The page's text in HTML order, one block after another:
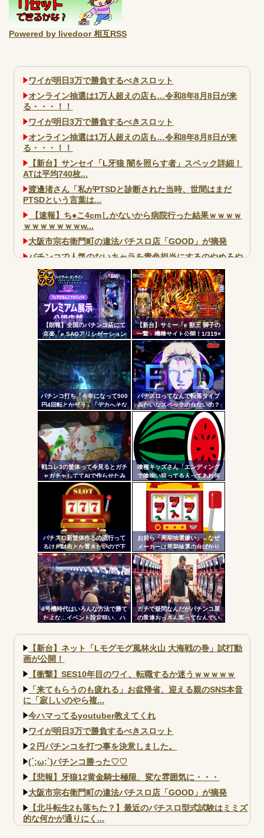
Powered by livedoor 相互RSS
ワイが明日3万で勝負するべきスロット
オンライン抽選は1万人超えの店も…令和8年8月8日が来
る・・・！！
ワイが明日3万で勝負するべきスロット
オンライン抽選は1万人超えの店も…令和8年8月8日が来
る・・・！！
【新台】サンセイ「L牙狼 闇を照らす者」スペック詳細！
ATは平均740枚...
渡邊渚さん「私がPTSDと診断された当時、世間はまだ
PTSDという言葉は...
【速報】ち●こ4cmしかないから病院行った結果ｗｗｗｗ
ｗｗｗｗｗｗｗw...
大阪市宗右衛門町の違法パチスロ店「GOOD」が摘発
パチンコで人気のないキャラを青色担当にするのやめろや
ワイ、パチンコ屋店員の目の前で会員カードを握り潰し
「今までありがとう」と...
無職のパチンコカス(22)なんやが、ワイの人生どれくらい
ヤバいか教えて？...
AngelBeats!とかいうクソアニメの思い出ｗｗｗ
Powered by livedoor 相互RSS
【朗報】全国のパチンコ店にて
京楽「e SAOアリシゼーション
夜空」のデモ機プレミアム展示
が始まる！SAOファンは急
【新台】サミー「e 獣王 獅子の
一撃」機種サイト公開！1/319×
ドデカSTRAIGHT、右の1/2で平
均9,800個のサバチャンに突入
パチンコ打ち「今年になって500
円4回転とかザラ」「デカへそな
のに10回転とかザラ」←これほ
んまかよ？
パチスロってなんで転落タイプ
みたいなスペックの台ないの？
戦コレ3の筐体って今見るとガチ
ャガチャしててAIで作らせたみ
たいだよな
喰種キッズさん「エンディング
で喰揃い狙ってる人ってあれ何
の意味があるの？」
パチスロ新筐体作るの流行って
るけど財布とか置きたいので下
皿とか今まで通りがいいわ
お前ら「周期抽選嫌い」←なぜ
メーカーは周期抽選の台ばかり
出すんだ？
4号機時代はいろんな方法で勝て
たよな…イベント設定狙い、ハ
い…
ガチで疑問なんだがパチンコ屋
の常連おっさん客ってなんでい
コテ
リン
- 固
定リ
ンク
自動
更新
ツー
ル
【新台】ネット「Lモグモグ風林火山 大海戦の巻」試打動
画が公開！
【衝撃】SES10年目のワイ、転職するか迷うｗｗｗｗｗ
「来てもらうのも疲れる」お盆帰省、迎える親のSNS本音
に「寂しいのやら複...
今ハマってるyoutuber教えてくれ
ワイが明日3万で勝負するべきスロット
２円パチンコを打つ事を決意しました。
(´;ω;`)パチンコ勝った♡♡
【悲報】牙狼12黄金騎士極限、変な雰囲気に・・・
大阪市宗右衛門町の違法パチスロ店「GOOD」が摘発
【北斗転生2も落ちた？】最近のパチスロ型式試験はミミズ
的な何かが通りにく...